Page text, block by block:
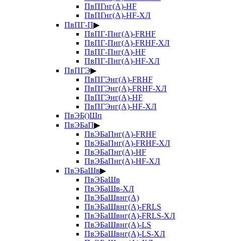
ПвПГнг(А)-HF
ПвПГнг(А)-HF-ХЛ
ПвПГ-П▶
ПвПГ-Пнг(А)-FRHF
ПвПГ-Пнг(А)-FRHF-ХЛ
ПвПГ-Пнг(А)-HF
ПвПГ-Пнг(А)-HF-ХЛ
ПвПГЭ▶
ПвПГЭнг(А)-FRHF
ПвПГЭнг(А)-FRHF-ХЛ
ПвПГЭнг(А)-HF
ПвПГЭнг(А)-HF-ХЛ
ПвЭБ()Шп
ПвЭБаП▶
ПвЭБаПнг(А)-FRHF
ПвЭБаПнг(А)-FRHF-ХЛ
ПвЭБаПнг(А)-HF
ПвЭБаПнг(А)-HF-ХЛ
ПвЭБаШв▶
ПвЭБаШв
ПвЭБаШв-ХЛ
ПвЭБаШвнг(А)
ПвЭБаШвнг(А)-FRLS
ПвЭБаШвнг(А)-FRLS-ХЛ
ПвЭБаШвнг(А)-LS
ПвЭБаШвнг(А)-LS-ХЛ